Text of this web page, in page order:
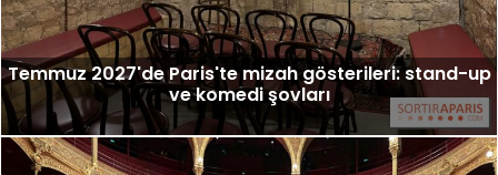
Temmuz 2027'de Paris'te mizah gösterileri: stand-up
ve komedi şovları